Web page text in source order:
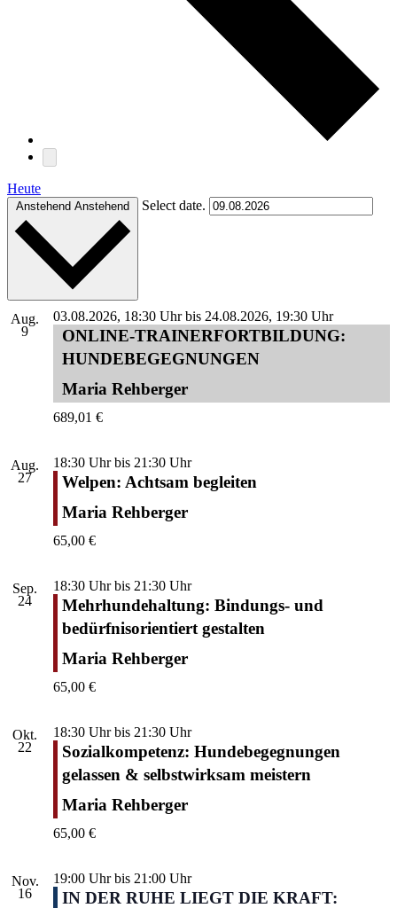
Heute
Anstehend Anstehend Select date.
Aug.
9
03.08.2026, 18:30 Uhrbis 24.08.2026, 19:30 Uhr
ONLINE-TRAINERFORTBILDUNG:
HUNDEBEGEGNUNGEN
Maria Rehberger
689,01 €
Aug.
27
18:30 Uhrbis 21:30 Uhr
Welpen: Achtsam begleiten
Maria Rehberger
65,00 €
Sep.
24
18:30 Uhrbis 21:30 Uhr
Mehrhundehaltung: Bindungs- und
bedürfnisorientiert gestalten
Maria Rehberger
65,00 €
Okt.
22
18:30 Uhrbis 21:30 Uhr
Sozialkompetenz: Hundebegegnungen
gelassen & selbstwirksam meistern
Maria Rehberger
65,00 €
Nov.
16
19:00 Uhrbis 21:00 Uhr
IN DER RUHE LIEGT DIE KRAFT: